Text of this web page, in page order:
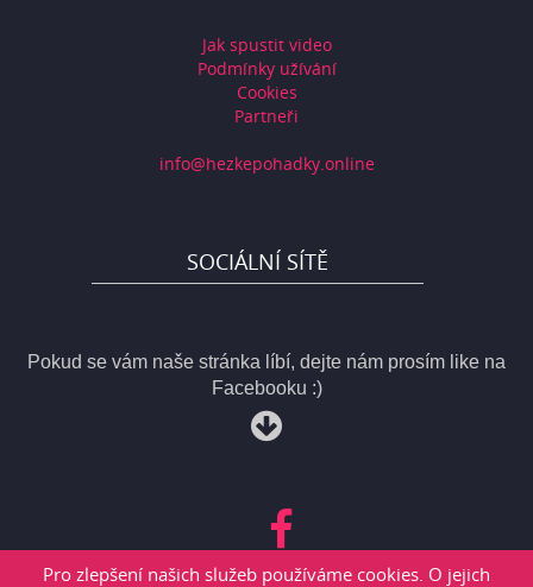
Pro zlepšení našich služeb používáme cookies. O jejich
Jak spustit video
Podmínky užívání
Cookies
Partneři
info@hezkepohadky.online
SOCIÁLNÍ SÍTĚ
Pokud se vám naše stránka líbí, dejte nám prosím like na
Facebooku :)